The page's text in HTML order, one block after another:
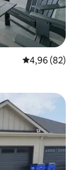
Średnia
4,96 (82)